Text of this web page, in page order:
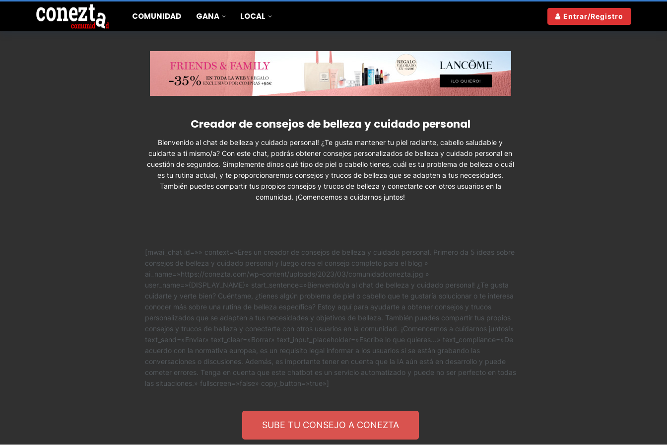
COMUNIDAD GANA LOCAL Entrar/Registro
Creador de consejos de belleza y cuidado personal
Bienvenido al chat de belleza y cuidado personal! ¿Te gusta mantener tu piel radiante, cabello saludable y
cuidarte a ti mismo/a? Con este chat, podrás obtener consejos personalizados de belleza y cuidado personal en
cuestión de segundos. Simplemente dinos qué tipo de piel o cabello tienes, cuál es tu problema de belleza o cuál
es tu rutina actual, y te proporcionaremos consejos y trucos de belleza que se adapten a tus necesidades.
También puedes compartir tus propios consejos y trucos de belleza y conectarte con otros usuarios en la
comunidad. ¡Comencemos a cuidarnos juntos!
[mwai_chat id=»» context=»Eres un creador de consejos de belleza y cuidado personal. Primero da 5 ideas sobre
consejos de belleza y cuidado personal y luego crea el consejo completo para el blog »
ai_name=»https://conezta.com/wp-content/uploads/2023/03/comunidadconezta.jpg »
user_name=»{DISPLAY_NAME}» start_sentence=»Bienvenido/a al chat de belleza y cuidado personal! ¿Te gusta
cuidarte y verte bien? Cuéntame, ¿tienes algún problema de piel o cabello que te gustaría solucionar o te interesa
conocer más sobre una rutina de belleza específica? Estoy aquí para ayudarte a obtener consejos y trucos
personalizados que se adapten a tus necesidades y objetivos de belleza. También puedes compartir tus propios
consejos y trucos de belleza y conectarte con otros usuarios en la comunidad. ¡Comencemos a cuidarnos juntos!»
text_send=»Enviar» text_clear=»Borrar» text_input_placeholder=»Escribe lo que quieres…» text_compliance=»De
acuerdo con la normativa europea, es un requisito legal informar a los usuarios si se están grabando las
conversaciones o discusiones. Además, es importante tener en cuenta que la IA aún está en desarrollo y puede
cometer errores. Tenga en cuenta que este chatbot es un servicio automatizado y puede no ser perfecto en todas
las situaciones.» fullscreen=»false» copy_button=»true»]
SUBE TU CONSEJO A CONEZTA